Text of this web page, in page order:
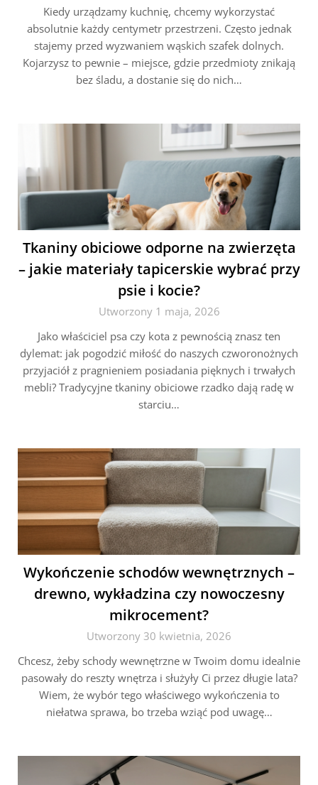
Kiedy urządzamy kuchnię, chcemy wykorzystać
absolutnie każdy centymetr przestrzeni. Często jednak
stajemy przed wyzwaniem wąskich szafek dolnych.
Kojarzysz to pewnie – miejsce, gdzie przedmioty znikają
bez śladu, a dostanie się do nich…
Tkaniny obiciowe odporne na zwierzęta
– jakie materiały tapicerskie wybrać przy
psie i kocie?
Utworzony 1 maja, 2026
Jako właściciel psa czy kota z pewnością znasz ten
dylemat: jak pogodzić miłość do naszych czworonożnych
przyjaciół z pragnieniem posiadania pięknych i trwałych
mebli? Tradycyjne tkaniny obiciowe rzadko dają radę w
starciu…
Wykończenie schodów wewnętrznych –
drewno, wykładzina czy nowoczesny
mikrocement?
Utworzony 30 kwietnia, 2026
Chcesz, żeby schody wewnętrzne w Twoim domu idealnie
pasowały do reszty wnętrza i służyły Ci przez długie lata?
Wiem, że wybór tego właściwego wykończenia to
niełatwa sprawa, bo trzeba wziąć pod uwagę…